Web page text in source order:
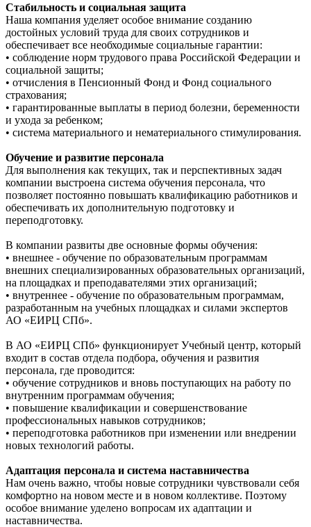
Стабильность и социальная защита
Наша компания уделяет особое внимание созданию
достойных условий труда для своих сотрудников и
обеспечивает все необходимые социальные гарантии:
• соблюдение норм трудового права Российской Федерации и
социальной защиты;
• отчисления в Пенсионный Фонд и Фонд социального
страхования;
• гарантированные выплаты в период болезни, беременности
и ухода за ребенком;
• система материального и нематериального стимулирования.
Обучение и развитие персонала
Для выполнения как текущих, так и перспективных задач
компании выстроена система обучения персонала, что
позволяет постоянно повышать квалификацию работников и
обеспечивать их дополнительную подготовку и
переподготовку.
В компании развиты две основные формы обучения:
• внешнее - обучение по образовательным программам
внешних специализированных образовательных организаций,
на площадках и преподавателями этих организаций;
• внутреннее - обучение по образовательным программам,
разработанным на учебных площадках и силами экспертов
АО «ЕИРЦ СПб».
В АО «ЕИРЦ СПб» функционирует Учебный центр, который
входит в состав отдела подбора, обучения и развития
персонала, где проводится:
• обучение сотрудников и вновь поступающих на работу по
внутренним программам обучения;
• повышение квалификации и совершенствование
профессиональных навыков сотрудников;
• переподготовка работников при изменении или внедрении
новых технологий работы.
Адаптация персонала и система наставничества
Нам очень важно, чтобы новые сотрудники чувствовали себя
комфортно на новом месте и в новом коллективе. Поэтому
особое внимание уделено вопросам их адаптации и
наставничества.